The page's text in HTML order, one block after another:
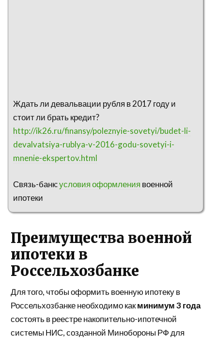
Ждать ли девальвации рубля в 2017 году и
стоит ли брать кредит?
http://ik26.ru/finansy/poleznyie-sovetyi/budet-li-
devalvatsiya-rublya-v-2016-godu-sovetyi-i-
mnenie-ekspertov.html
Связь-банк:условия оформления военной
ипотеки
Преимущества военной
ипотеки в
Россельхозбанке
Для того, чтобы оформить военную ипотеку в
Россельхозбанке необходимо какминимум 3 года
состоять в реестре накопительно-ипотечной
системы НИС, созданной Минобороны РФ для